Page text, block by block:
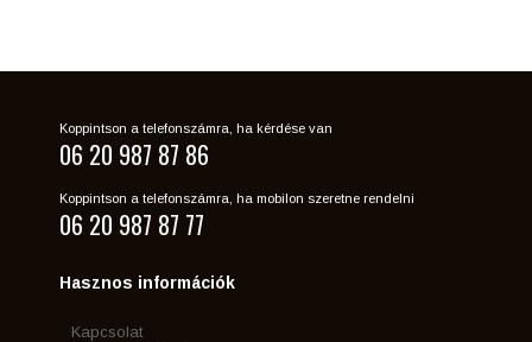
Koppintson a telefonszámra, ha kérdése van
06 20 987 87 86
Koppintson a telefonszámra, ha mobilon szeretne rendelni
06 20 987 87 77
Hasznos információk
Kapcsolat